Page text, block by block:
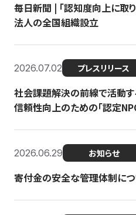
毎日新聞 | 「認知度向上に取
法人の全国組織設立
2026.07.02 プレスリリース
社会課題解決の前線で活動
信頼性向上のための「認定
2026.06.29 お知らせ
寄付金の安全な管理体制に